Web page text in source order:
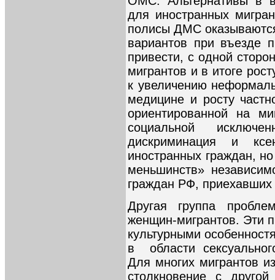
для иностранных
полисы ДМС
вариантов при въезде
привести, с одной
мигрантов и в итоге
к увеличению
медицине и росту
ориентированной на
социальной
дискриминация и
иностранных граждан,
меньшинств»
граждан РФ, приехавших
Другая группа
женщин-мигрантов. Эти
культурными
в области
Для многих мигрантов
столкновение с